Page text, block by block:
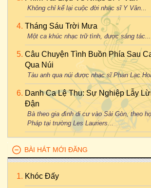
Không chỉ kể lại cuộc đời nhạc sĩ Y Vân...
Tháng Sáu Trời Mưa
Một ca khúc nhạc trữ tình, được sáng tác...
Câu Chuyện Tình Buồn Phía Sau
Qua Núi
Tàu anh qua núi được nhạc sĩ Phan Lạc
Danh Ca Lệ Thu: Sự Nghiệp Lẫy
Đận
Bà theo gia đình di cư vào Sài Gòn, theo
Pháp tại trường Les Lauriers...
BÀI HÁT MỚI ĐĂNG
Khóc Đấy